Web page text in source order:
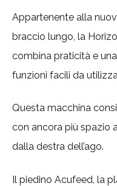
Appartenente alla
braccio lungo, la
combina praticità e
funzioni facili da
Questa macchina
con ancora più spazio
dalla destra dell’ago.
Il piedino Acufeed, la